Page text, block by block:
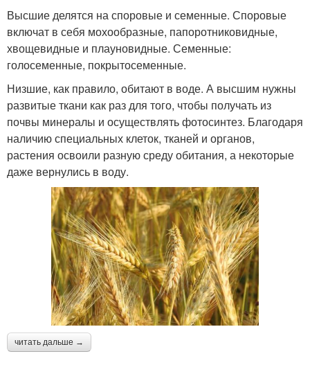
Высшие делятся на споровые и семенные. Споровые
включат в себя мохообразные, папоротниковидные,
хвощевидные и плауновидные. Семенные:
голосеменные, покрытосеменные.
Низшие, как правило, обитают в воде. А высшим нужны
развитые ткани как раз для того, чтобы получать из
почвы минералы и осуществлять фотосинтез. Благодаря
наличию специальных клеток, тканей и органов,
растения освоили разную среду обитания, а некоторые
даже вернулись в воду.
читать дальше →